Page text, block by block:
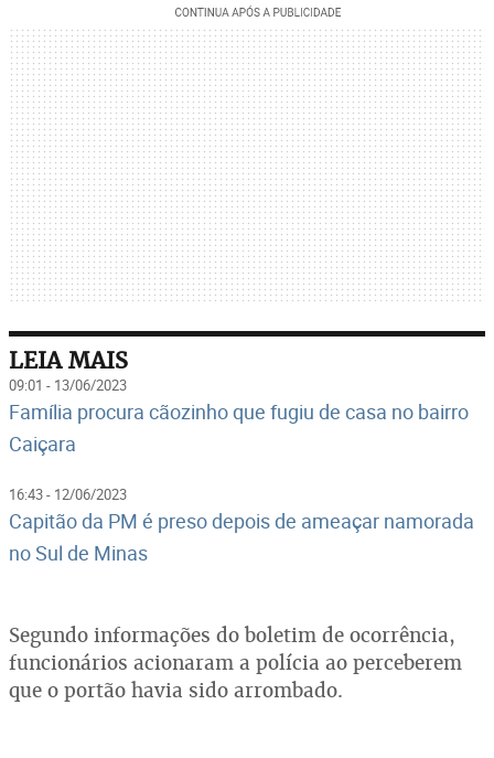
LEIA MAIS
09:01 - 13/06/2023
Família procura cãozinho que fugiu de casa no bairro
Caiçara
16:43 - 12/06/2023
Capitão da PM é preso depois de ameaçar namorada
no Sul de Minas
Segundo informações do boletim de ocorrência,
funcionários acionaram a polícia ao perceberem
que o portão havia sido arrombado.